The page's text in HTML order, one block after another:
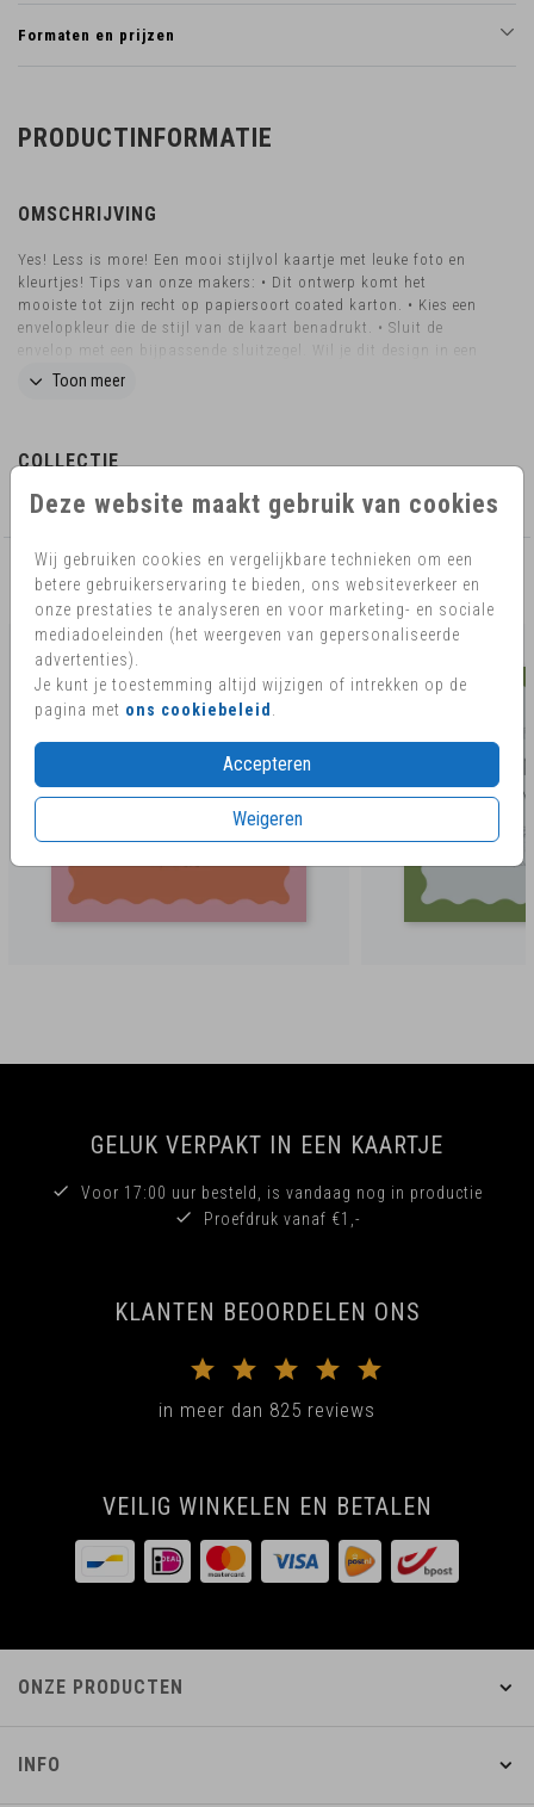
Deze website maakt gebruik van cookies
Wij gebruiken cookies en vergelijkbare technieken om een
betere gebruikerservaring te bieden, ons websiteverkeer en
onze prestaties te analyseren en voor marketing- en sociale
mediadoeleinden (het weergeven van gepersonaliseerde
advertenties).
Je kunt je toestemming altijd wijzigen of intrekken op de
pagina met ons cookiebeleid
Accepteren
Weigeren
Formaten en prijzen
PRODUCTINFORMATIE
OMSCHRIJVING
Yes! Less is more! Een mooi stijlvol kaartje met leuke foto en
kleurtjes! Tips van onze makers: • Dit ontwerp komt het
mooiste tot zijn recht op papiersoort coated karton. • Kies een
envelopkleur die de stijl van de kaart benadrukt. • Sluit de
envelop met een bijpassende sluitzegel. Wil je dit design in een
ander formaat bestellen, of wens je afgeronde hoeken? Neem
Toon meer
COLLECTIE
Uitnodigingen voor jouw feestje
AANBEVOLEN
GELUK VERPAKT IN EEN KAARTJE
Voor 17:00 uur besteld, is vandaag nog in productie
Proefdruk vanaf €1,-
KLANTEN BEOORDELEN ONS
in meer dan 825 reviews
VEILIG WINKELEN EN BETALEN
ONZE PRODUCTEN
INFO